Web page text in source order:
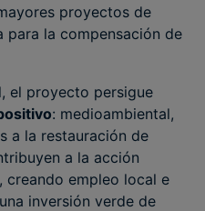
proyectos de
para la compensación de
el proyecto persigue
: medioambiental,
a la restauración de
a la acción
empleo local e
inversión verde de